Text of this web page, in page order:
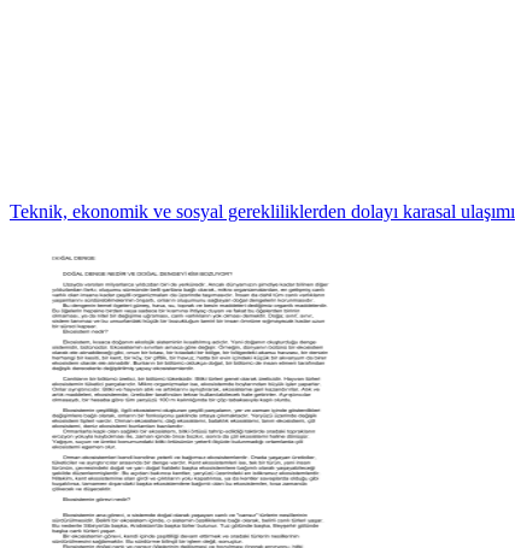
Teknik, ekonomik ve sosyal gerekliliklerden dolayı karasal ulaşımı